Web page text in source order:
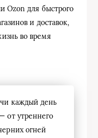
Ozon для быстрого
и доставок,
во время
каждый день
от утреннего
огней